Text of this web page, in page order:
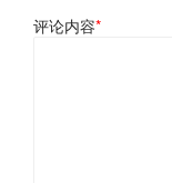
评论内容*